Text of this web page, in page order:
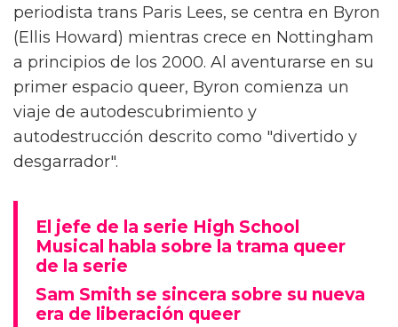
periodista trans Paris Lees, se centra en Byron
(Ellis Howard) mientras crece en Nottingham
a principios de los 2000. Al aventurarse en su
primer espacio queer, Byron comienza un
viaje de autodescubrimiento y
autodestrucción descrito como "divertido y
desgarrador".
El jefe de la serie High School
Musical habla sobre la trama queer
de la serie
Sam Smith se sincera sobre su nueva
era de liberación queer